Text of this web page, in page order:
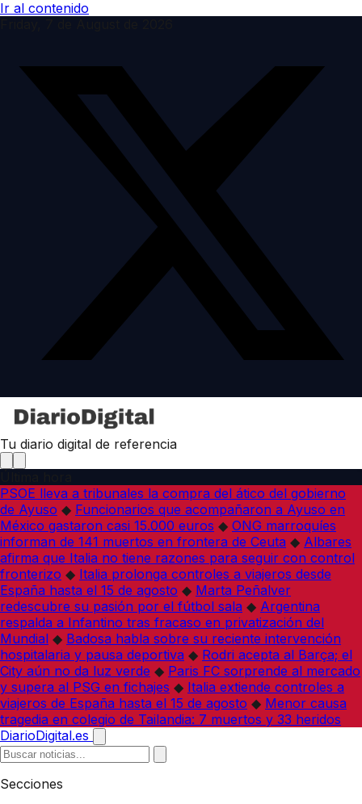
Ir al contenido
Tu diario digital de referencia
PSOE lleva a tribunales la compra del ático del gobierno
de Ayuso ◆ Funcionarios que acompañaron a Ayuso en
México gastaron casi 15.000 euros ◆ ONG marroquíes
informan de 141 muertos en frontera de Ceuta ◆ Albares
afirma que Italia no tiene razones para seguir con control
fronterizo ◆ Italia prolonga controles a viajeros desde
España hasta el 15 de agosto ◆ Marta Peñalver
redescubre su pasión por el fútbol sala ◆ Argentina
respalda a Infantino tras fracaso en privatización del
Mundial ◆ Badosa habla sobre su reciente intervención
hospitalaria y pausa deportiva ◆ Rodri acepta al Barça; el
City aún no da luz verde ◆ Paris FC sorprende al mercado
y supera al PSG en fichajes ◆ Italia extiende controles a
viajeros de España hasta el 15 de agosto ◆ Menor causa
tragedia en colegio de Tailandia: 7 muertos y 33 heridos
DiarioDigital.es
Secciones